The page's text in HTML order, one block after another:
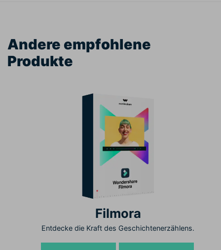
Andere empfohlene
Produkte
Filmora
Entdecke die Kraft des Geschichtenerzählens.